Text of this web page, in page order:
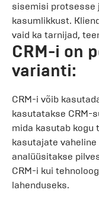
sisemisi protsesse
kasumlikkust.
vaid ka tarnijad,
CRM-i on
varianti:
CRM-i võib
kasutatakse CRM-
mida kasutab kogu
kasutajate
analüüsitakse
CRM-i kui
lahenduseks.